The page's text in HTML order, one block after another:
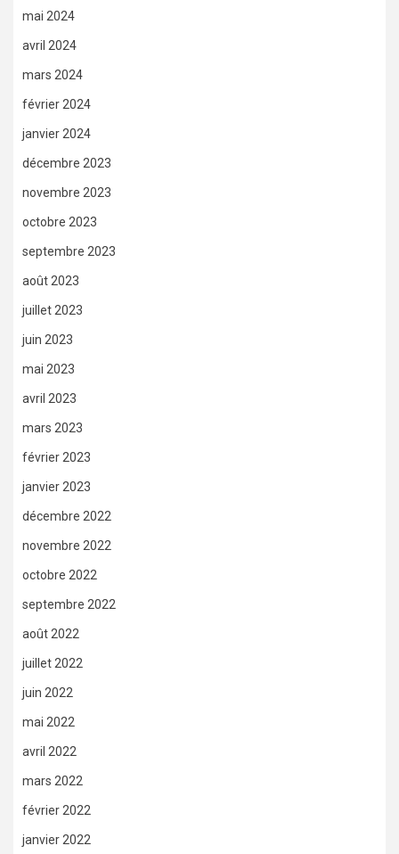
mai 2024
avril 2024
mars 2024
février 2024
janvier 2024
décembre 2023
novembre 2023
octobre 2023
septembre 2023
août 2023
juillet 2023
juin 2023
mai 2023
avril 2023
mars 2023
février 2023
janvier 2023
décembre 2022
novembre 2022
octobre 2022
septembre 2022
août 2022
juillet 2022
juin 2022
mai 2022
avril 2022
mars 2022
février 2022
janvier 2022